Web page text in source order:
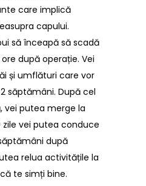
care implică
capului.
să înceapă să scadă
după operație. Vei
și umflături care vor
săptămâni. După cel
vei putea merge la
zile vei putea conduce
după
relua activitățile la
te simți bine.